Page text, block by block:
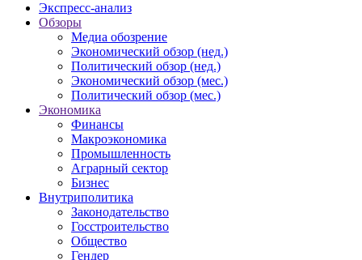
Экспресс-анализ
Обзоры
Медиа обозрение
Экономический обзор (нед.)
Политический обзор (нед.)
Экономический обзор (мес.)
Политический обзор (мес.)
Экономика
Финансы
Макроэкономика
Промышленность
Аграрный сектор
Бизнес
Внутриполитика
Законодательство
Госстроительство
Общество
Гендер